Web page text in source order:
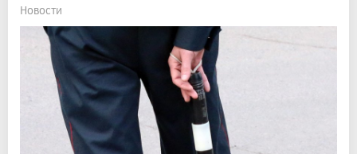
Новости